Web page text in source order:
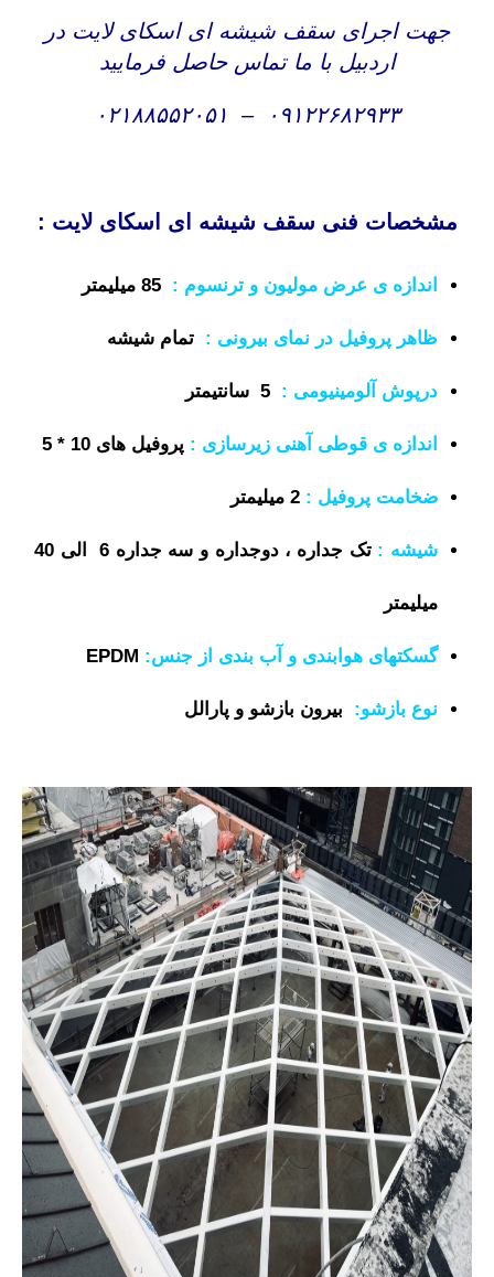
جهت اجرای سقف شیشه ای اسکای لایت در
اردبیل با ما تماس حاصل فرمایید
۰۹۱۲۲۶۸۲۹۳۳ – ۰۲۱۸۸۵۵۲۰۵۱
مشخصات فنی سقف شیشه ای اسکای لایت :
اندازه ی عرض مولیون و ترنسوم :
ظاهر پروفیل در نمای بیرونی : تمام شیشه
درپوش آلومینیومی :
اندازه ی قوطی آهنی زیرسازی : پروفیل های 10 * 5
ضخامت پروفیل : 2 میلیمتر
شیشه : تک جداره ، دوجداره و سه جداره 6 الی 40
میلیمتر
گسکتهای هوابندی و آب بندی از جنس: EPDM
نوع بازشو: بیرون بازشو و پارالل